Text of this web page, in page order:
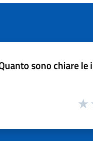
sono chiare